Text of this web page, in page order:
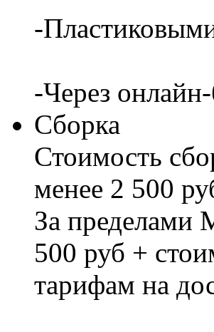
-
-Через
Сборка
Стоимость
менее 2 500
За пределами
500 руб +
тарифам на